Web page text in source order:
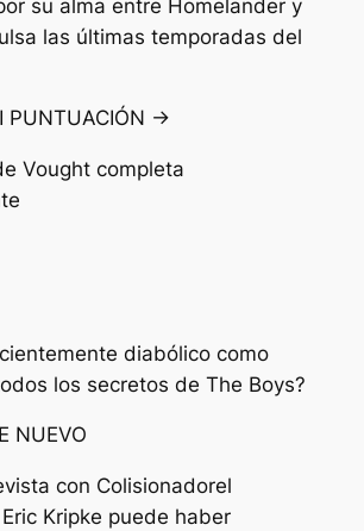
su alma entre Homelander y
las últimas temporadas del
PUNTUACIÓN →
Vought completa
diabólico como
los secretos de The Boys?
NUEVO
con Colisionadorel
Kripke puede haber